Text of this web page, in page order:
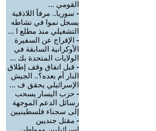
القومي ...
- سوريا.. مرفأ اللاذقية
يسجل نموا في نشاطه
التشغيلي منذ مطلع ا ...
- الإفراج عن السفيرة
الأوكرانية السابقة في
الولايات المتحدة بك ...
- قبل اتفاق وقف إطلاق
النار أم بعده؟.. الجيش
الإسرائيلي يحقق ف ...
- حزب اليسار يسحب
رسائل الدعم الموجهة
إلى سجناء فلسطينيين
- مقتل جنديين
إسرائيليين ومواطن